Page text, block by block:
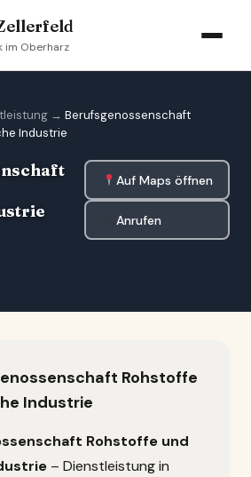
im Oberharz
→ Berufsgenossenschaft
Industrie
Auf Maps öffnen
Anrufen
Rohstoffe
Industrie
Rohstoffe und
– Dienstleistung in